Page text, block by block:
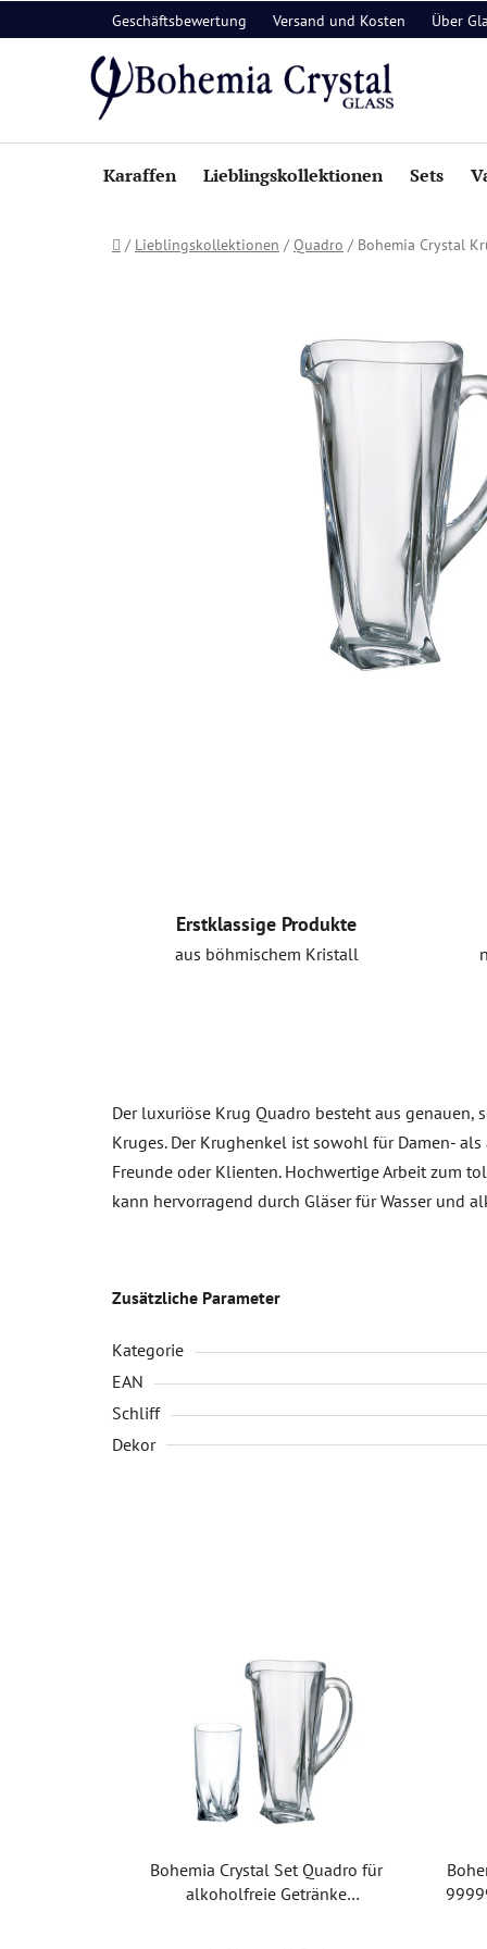
Inhalt
Geschäftsbewertung Versand und Kosten Über
Karaffen Lieblingskollektionen Sets
Startseite
/ Lieblingskollektionen / Quadro / Bohemia Crystal
Erstklassige Produkte
aus böhmischem Kristall
Der luxuriöse Krug Quadro besteht aus
Kruges. Der Krughenkel ist sowohl für Damen-
Freunde oder Klienten. Hochwertige Arbeit zum
kann hervorragend durch Gläser für Wasser und
Zusätzliche Parameter
Kategorie
EAN
Schliff
Dekor
Bohemia Crystal Set Quadro für
alkoholfreie Getränke